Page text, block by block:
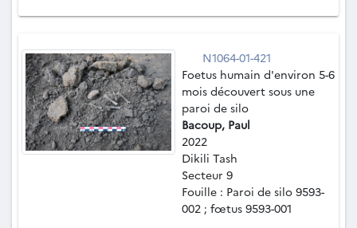
N1064-01-421
Foetus humain d'environ 5-6
mois découvert sous une
paroi de silo
Bacoup, Paul
2022
Dikili Tash
Secteur 9
Fouille : Paroi de silo 9593-
002 ; fœtus 9593-001